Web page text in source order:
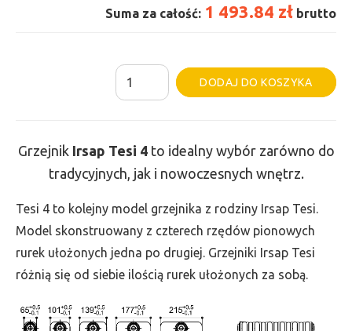
Suma za całość: 1 493.84 zł brutto
ilość
Grzejnik
wys.
300,
szer.
765,
715
DODAJ DO KOSZYKA
Grzejnik Irsap Tesi 4to idealny wybór zarówno do
tradycyjnych, jak i nowoczesnych wnętrz.
Tesi 4 to kolejny model grzejnika z rodziny Irsap Tesi.
Model skonstruowany z czterech rzędów pionowych
rurek ułożonych jedna po drugiej. Grzejniki Irsap Tesi
różnią się od siebie ilością rurek ułożonych za sobą.